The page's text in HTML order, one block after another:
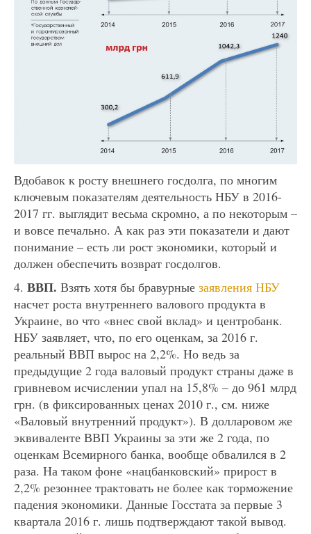
Вдобавок к росту внешнего госдолга, по многим
ключевым показателям деятельность НБУ в 2016-
2017 гг. выглядит весьма скромно, а по некоторым –
и вовсе печально. А как раз эти показатели и дают
понимание – есть ли рост экономики, который и
должен обеспечить возврат госдолгов.
4. ВВП. Взять хотя бы бравурные заявления НБУ
насчет роста внутреннего валового продукта в
Украине, во что «внес свой вклад» и центробанк.
НБУ заявляет, что, по его оценкам, за 2016 г.
реальный ВВП вырос на 2,2%. Но ведь за
предыдущие 2 года валовый продукт страны даже в
гривневом исчислении упал на 15,8% – до 961 млрд
грн. (в фиксированных ценах 2010 г., см. ниже
«Валовый внутренний продукт»). В долларовом же
эквиваленте ВВП Украины за эти же 2 года, по
оценкам Всемирного банка, вообще обвалился в 2
раза. На таком фоне «нацбанковский» прирост в
2,2% резоннее трактовать не более как торможение
падения экономики. Данные Госстата за первые 3
квартала 2016 г. лишь подтверждают такой вывод.